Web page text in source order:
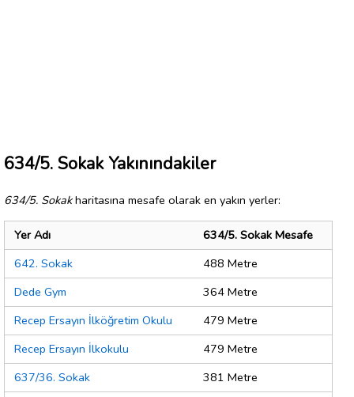
634/5. Sokak Yakınındakiler
634/5. Sokakharitasına mesafe olarak en yakın yerler:
Yer Adı
634/5. Sokak Mesafe
642. Sokak
488 Metre
Dede Gym
364 Metre
Recep Ersayın İlköğretim Okulu
479 Metre
Recep Ersayın İlkokulu
479 Metre
637/36. Sokak
381 Metre